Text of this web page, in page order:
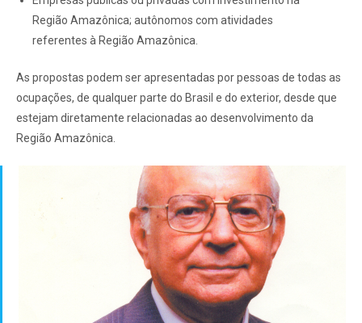
Região Amazônica; autônomos com atividades
referentes à Região Amazônica.
As propostas podem ser apresentadas por pessoas de todas as
ocupações, de qualquer parte do Brasil e do exterior, desde que
estejam diretamente relacionadas ao desenvolvimento da
Região Amazônica.